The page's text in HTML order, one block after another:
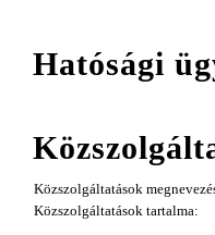
Hatósági
Közszolgáltatások
Közszolgáltatások tartalma: